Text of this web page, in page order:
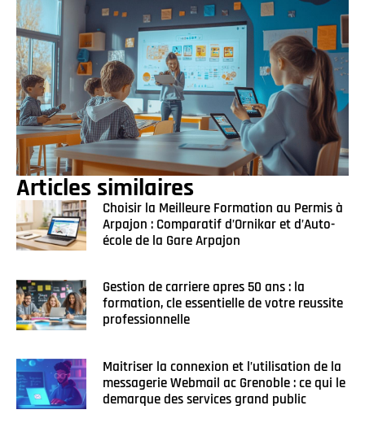
Articles similaires
Choisir la Meilleure Formation au Permis à
Arpajon : Comparatif d’Ornikar et d’Auto-
école de la Gare Arpajon
Gestion de carriere apres 50 ans : la
formation, cle essentielle de votre reussite
professionnelle
Maitriser la connexion et l’utilisation de la
messagerie Webmail ac Grenoble : ce qui le
demarque des services grand public